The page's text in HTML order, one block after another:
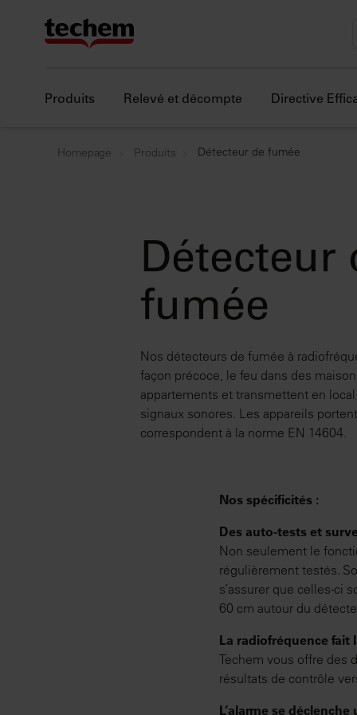
Produits Relevé et décompte Directive
Homepage Produits Détecteur de fumée
Détecteur
fumée
Nos détecteurs de fumée à
façon précoce, le feu dans des
appartements et transmettent en local
signaux sonores. Les appareils portent
correspondent à la norme EN 14604.
Nos spécificités :
Des auto-tests et
Non seulement le
régulièrement testés.
s’assurer que celles-ci
60 cm autour du
La radiofréquence fait
Techem vous offre des
résultats de contrôle
L’alarme se